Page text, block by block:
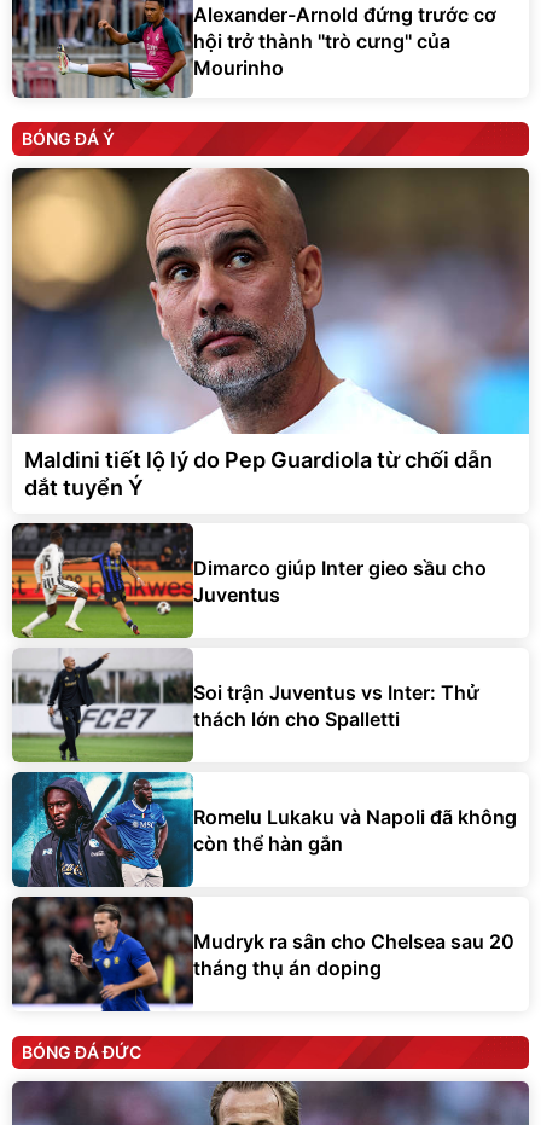
Alexander-Arnold đứng trước cơ
hội trở thành ''trò cưng'' của
Mourinho
BÓNG ĐÁ Ý
Maldini tiết lộ lý do Pep Guardiola từ chối dẫn
dắt tuyển Ý
Dimarco giúp Inter gieo sầu cho
Juventus
Soi trận Juventus vs Inter: Thử
thách lớn cho Spalletti
Romelu Lukaku và Napoli đã không
còn thể hàn gắn
Mudryk ra sân cho Chelsea sau 20
tháng thụ án doping
BÓNG ĐÁ ĐỨC